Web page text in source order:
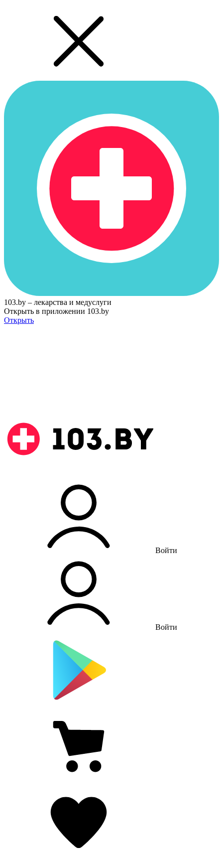
103.by – лекарства и медуслуги
Открыть в приложении 103.by
Открыть
Войти
Войти